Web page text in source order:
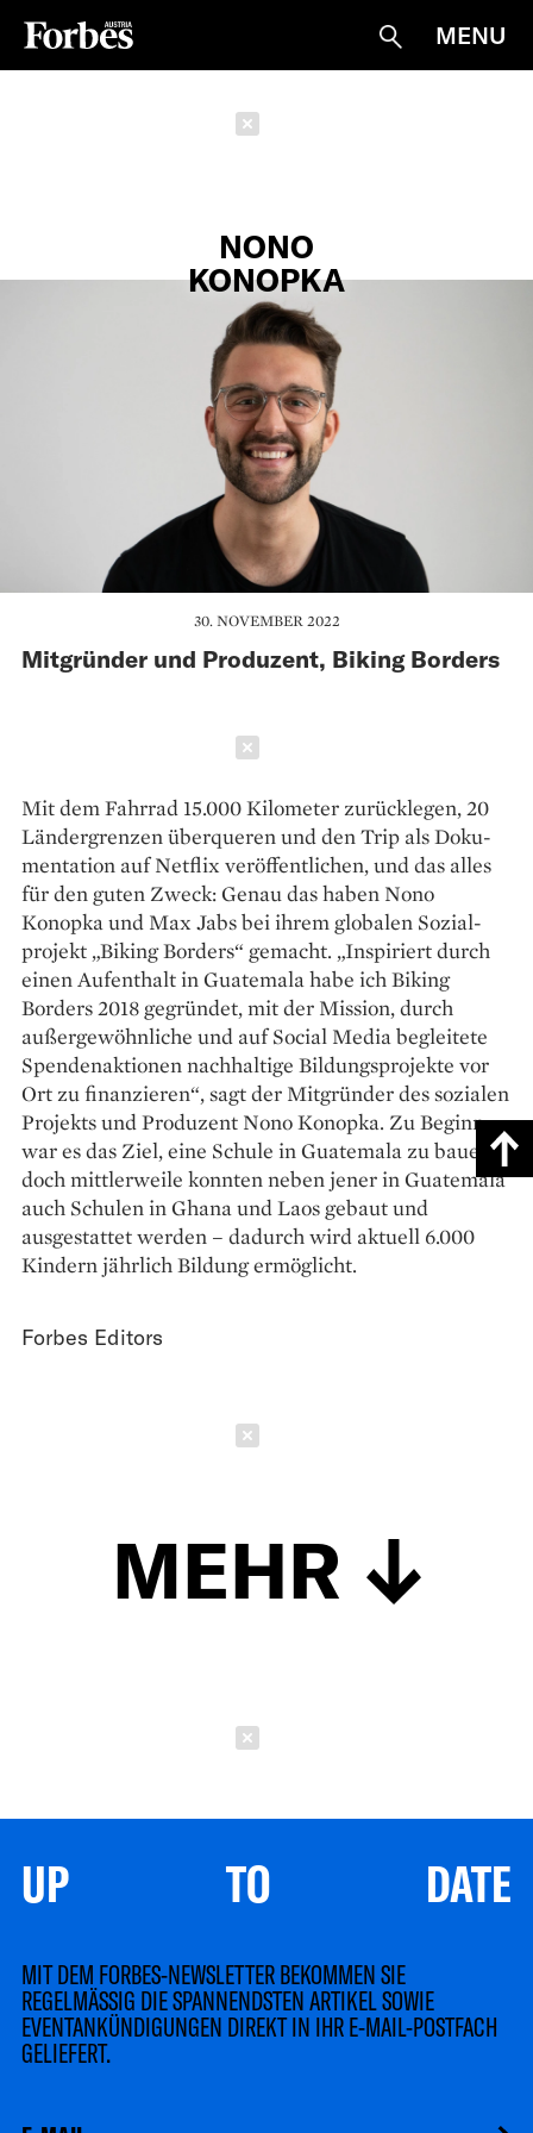
Suche
MENU
NONO
KONOPKA
30. NOVEMBER 2022
Mitgründer und Produzent, Biking Borders
Mit dem Fahrrad 15.000 Kilometer zurücklegen, 20
Ländergrenzen überqueren und den Trip als Doku­
mentation auf Netflix veröffentlichen, und das alles
für den guten Zweck: Genau das haben Nono
Konopka und Max Jabs bei ihrem globalen Sozial­
projekt „Biking Borders“ gemacht. „Inspiriert durch
einen Aufenthalt in Guatemala habe ich Biking
Borders 2018 gegründet, mit der Mission, durch
außergewöhnliche und auf Social Media begleitete
Spendenaktionen nachhaltige Bildungsprojekte vor
Ort zu finanzieren“, sagt der Mitgründer des sozialen
Projekts und Produzent Nono Konopka. Zu Beginn
war es das Ziel, eine Schule in Guate­mala zu bauen,
doch mittlerweile konnten neben jener in Guatemala
auch Schulen in Ghana und Laos gebaut und
ausgestattet werden – dadurch wird aktuell 6.000
Kindern jährlich Bildung ermöglicht.
Forbes Editors
MEHR
UP TO DATE
MIT DEM FORBES-NEWSLETTER BEKOMMEN SIE
REGELMÄSSIG DIE SPANNENDSTEN ARTIKEL SOWIE
EVENTANKÜNDIGUNGEN DIREKT IN IHR E-MAIL-POSTFACH
GELIEFERT.